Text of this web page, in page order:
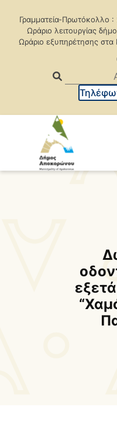
Γραμματεία-Πρωτόκολλο
Ωράριο λειτουργίας
Ωράριο εξυπηρέτησης
Δήμαρχος
Δημοτικό